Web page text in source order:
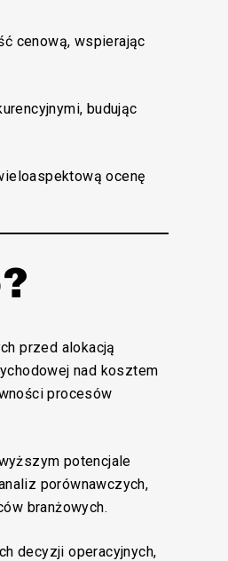
cenową, wspierając
budując
ocenę
przed alokacją
nad kosztem
procesów
potencjale
porównawczych,
branżowych.
decyzji operacyjnych,